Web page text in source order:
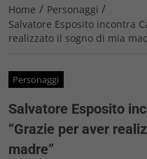
Home / Personaggi /
Salvatore Esposito incontra
realizzato il sogno di mia
Personaggi
Salvatore Esposito
“Grazie per aver
madre”